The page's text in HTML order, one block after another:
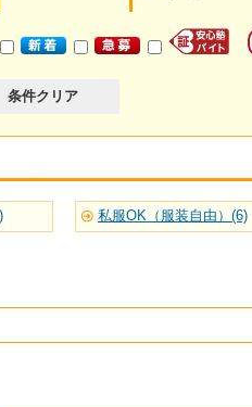
条件クリア
私服OK（服装自由）(6)